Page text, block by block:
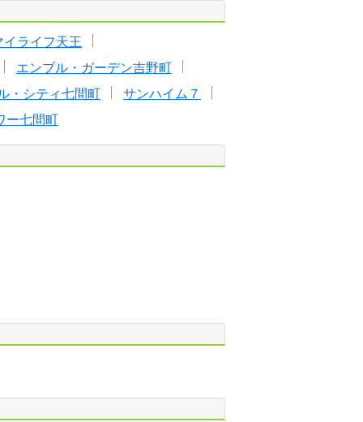
イライフ天王
エンブル・ガーデン吉野町
・シティ七間町
サンハイム７
ー七間町